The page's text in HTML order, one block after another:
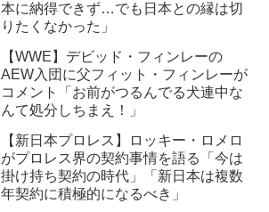
本に納得できず…でも日本との縁は切
りたくなかった」
【WWE】デビッド・フィンレーの
AEW入団に父フィット・フィンレーが
コメント「お前がつるんでる犬連中な
んて処分しちまえ！」
【新日本プロレス】ロッキー・ロメロ
がプロレス界の契約事情を語る「今は
掛け持ち契約の時代」「新日本は複数
年契約に積極的になるべき」